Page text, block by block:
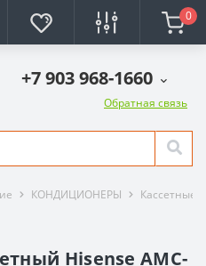
0
+7 903 968-1660
Обратная связь
КОНДИЦИОНЕРЫ Кассетные
Hisense AMC-